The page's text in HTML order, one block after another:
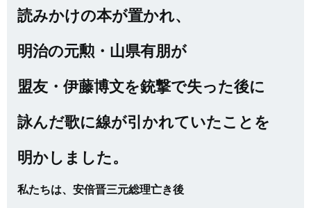
読みかけの本が置かれ、
明治の元勲・山県有朋が
盟友・伊藤博文を銃撃で失った後に
詠んだ歌に線が引かれていたことを
明かしました。
私たちは、安倍晋三元総理亡き後